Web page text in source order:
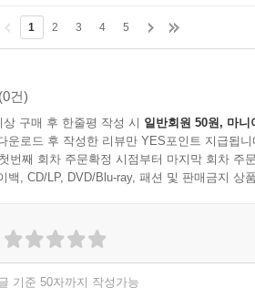
1 2 3 4 5
(0건)
상 구매 후 한줄평 작성 시 일반회원 50원, 마니
운로드 후 작성한 리뷰만 YES포인트 지급됩니
번째 회차 주문확정 시점부터 마지막 회차 주
백, CD/LP, DVD/Blu-ray, 패션 및 판매금지 상
기준 50자까지 작성가능